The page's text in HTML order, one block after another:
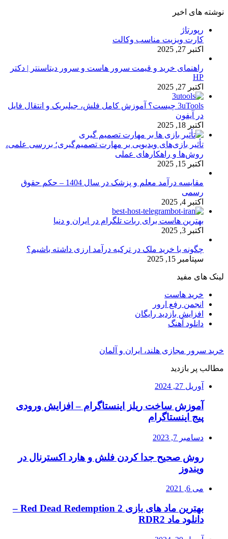
نوشته های اخیر
رپورتاژ
کارت ویزیت مناسب وکالت
اکتبر 27, 2025
راهنمای خرید و قیمت سرور هاست و سرور دیتاسنتر | دکتر
HP
اکتبر 27, 2025
3uTools چیست؟ آموزش کامل فلش، جیلبریک و انتقال فایل
در آیفون
اکتبر 18, 2025
تأثیر بازی‌های ویدیویی بر مهارت تصمیم‌گیری؛ بررسی علمی،
روش‌ها و راهکارهای عملی
اکتبر 15, 2025
مقایسه درآمد معلم و پزشک در سال 1404 – حکم حقوق
رسمی
اکتبر 4, 2025
بهترین هاست برای ربات تلگرام در ایران و دنیا
اکتبر 3, 2025
چگونه با خرید ملک در ترکیه درآمد ارزی داشته باشیم؟
سپتامبر 15, 2025
لینک های مفید
خرید هاست
انجمن رفع ارور
افزایش بازدید رایگان
دانلود آهنگ
خرید سرور مجازی هلند، ایران و آلمان
مطالب پر بازدید
آوریل 27, 2024
آموزش ساخت ریلز اینستاگرام – افزایش ورودی
پیج اینستاگرام
دسامبر 7, 2023
روش صحیح جدا کردن فلش و هارد اکسترنال در
ویندوز
می 6, 2021
بهترین ماد های بازی Red Dead Redemption 2 –
دانلود ماد RDR2